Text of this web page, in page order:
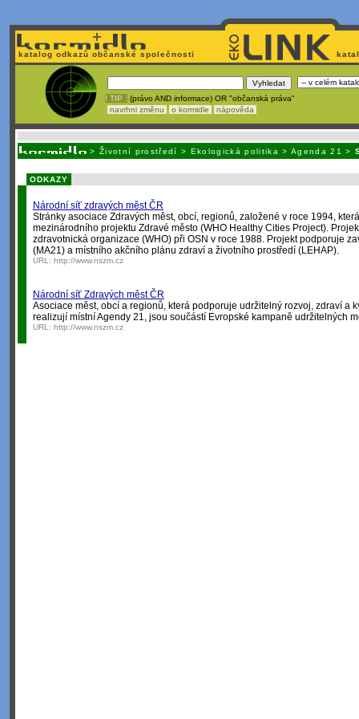
katalog odkazů občanské společnosti
! TIP : (právo AND informace) OR "občanská práva"
navrhni změnu
o kormidle nápověda
> Životní prostředí > Ekologická politika >Agenda 21 >
ODKAZY
Národní síť zdravých měst ČR
Stránky asociace Zdravých měst, obcí, regionů, založené v roce 1994,
mezinárodního projektu Zdravé město (WHO Healthy Cities Project).
zdravotnická organizace (WHO) při OSN v roce 1988. Projekt podporuje
(MA21) a místního akčního plánu zdraví a životního prostředí (LEHAP).
URL: http://www.nszm.cz
Národní síť Zdravých měst ČR
Asociace měst, obcí a regionů, která podporuje udržitelný rozvoj, zdraví a
realizují místní Agendy 21, jsou součástí Evropské kampaně udržitelných
URL: http://www.nszm.cz